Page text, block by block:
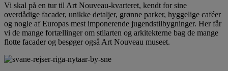
Vi skal på en tur til Art Nouveau-kvarteret, kendt for sine
overdådige facader, unikke detaljer, grønne parker, hyggelige caféer
og nogle af Europas mest imponerende jugendstilbygninger. Her får
vi de mange fortællinger om stilarten og arkitekterne bag de mange
flotte facader og besøger også Art Nouveau museet.